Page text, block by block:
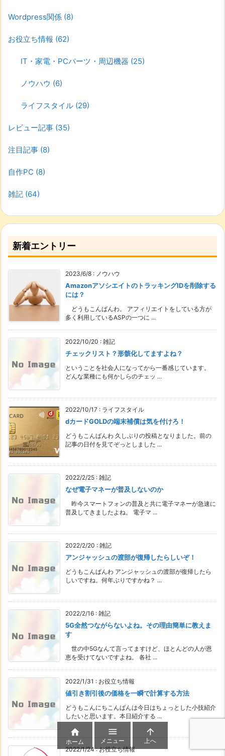
Wordpress関係 (8)
お役立ち情報 (62)
IT・家電・PCパーツ・周辺機器 (25)
ノウハウ (6)
ライフスタイル (29)
レビュー記事 (35)
注目記事 (8)
自作PC (8)
雑記 (64)
新着エントリー
2023/6/8 : ノウハウ
AmazonアソシエイトのトラッキングIDを削除する
には？
どうもこんばんわ。 アフィリエイトをしている方が
多く利用しているASPの一つに ...
2022/10/20 : 雑記
チェックリスト？形骸化してますよね？
ということを社会人になってから一番感じています。
どんな業種にも何かしらのチェッ ...
2022/10/17 : ライフスタイル
dカードGOLDの端末補償は気を付けろ！
どうもこんばんわ 久しぶりの投稿となりました。前の
記事の日付を見てぞっとしました ...
2022/2/25 : 雑記
なぜ電子マネーが普及しないのか
昨今スマートフォンの普及と共に電子マネーが急速に
普及してきましたよね。 電子マ ...
2022/2/20 : 雑記
アンジャッシュの渡部が復帰したらしいぞ！
どうもこんばんわ アンジャッシュの渡部が復帰したら
しいですね。何年ぶりですかね？ ...
2022/2/16 : 雑記
5G全然つながらないよね。その理由簡単に教えま
す
世の中5Gなんて言ってますけど、ほとんどの人が恩
恵を受けてないですよね。 各社 ...
2022/1/31 : お役立ち情報
値引き割引後の価格を一瞬で計算する方法
どうもこんにちこんばんは今日はちょっとした小技紹介
したいと思います。本日紹介する ...
2022/1/24:お役立ち情報

ホーム

メニュー

上へ